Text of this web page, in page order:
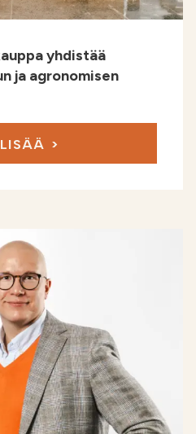
yhdistää
ja agronomisen